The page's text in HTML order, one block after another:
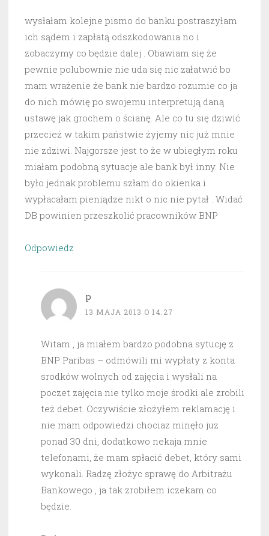
wysłałam kolejne pismo do banku postraszyłam
ich sądem i zapłatą odszkodowania no i
zobaczymy co będzie dalej . Obawiam się że
pewnie polubownie nie uda się nic załatwić bo
mam wrażenie że bank nie bardzo rozumie co ja
do nich mówię po swojemu interpretują daną
ustawę jak grochem o ścianę. Ale co tu się dziwić
przecież w takim państwie żyjemy nic już mnie
nie zdziwi. Najgorsze jest to że w ubiegłym roku
miałam podobną sytuacje ale bank był inny. Nie
było jednak problemu szłam do okienka i
wypłacałam pieniądze nikt o nic nie pytał . Widać
DB powinien przeszkolić pracowników BNP
Odpowiedz
p
13 MAJA 2013 O 14:27
Witam , ja miałem bardzo podobna sytucję z
BNP Paribas – odmówili mi wypłaty z konta
srodków wolnych od zajęcia i wysłali na
poczet zajęcia nie tylko moje środki ale zrobili
też debet. Oczywiście złożyłem reklamację i
nie mam odpowiedzi chociaz minęło juz
ponad 30 dni, dodatkowo nekaja mnie
telefonami, że mam spłacić debet, który sami
wykonali. Radzę złożyc sprawę do Arbitrażu
Bankowego , ja tak zrobiłem iczekam co
będzie.